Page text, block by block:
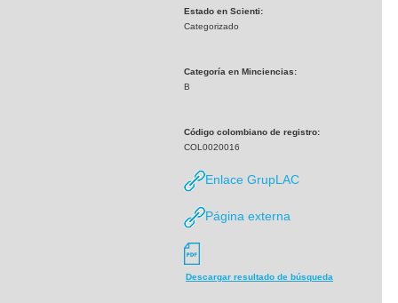
Estado en Scienti:
Categorizado
Categoría en Minciencias:
B
Código colombiano de registro:
COL0020016
Enlace GrupLAC
Página externa
Descargar resultado de búsqueda